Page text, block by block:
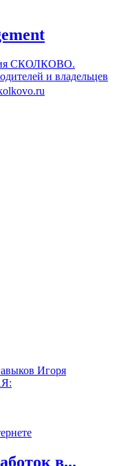
СКОЛКОВО.
и владельцев
Игоря
в...